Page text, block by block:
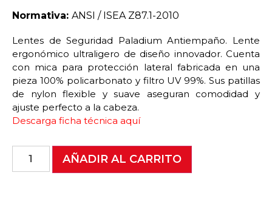
Normativa: ANSI / ISEA Z87.1-2010
Lentes de Seguridad Paladium Antiempaño. Lente
ergonómico ultraligero de diseño innovador. Cuenta
con mica para protección lateral fabricada en una
pieza 100% policarbonato y filtro UV 99%. Sus patillas
de nylon flexible y suave aseguran comodidad y
ajuste perfecto a la cabeza.
Descarga ficha técnica aquí
AÑADIR AL CARRITO